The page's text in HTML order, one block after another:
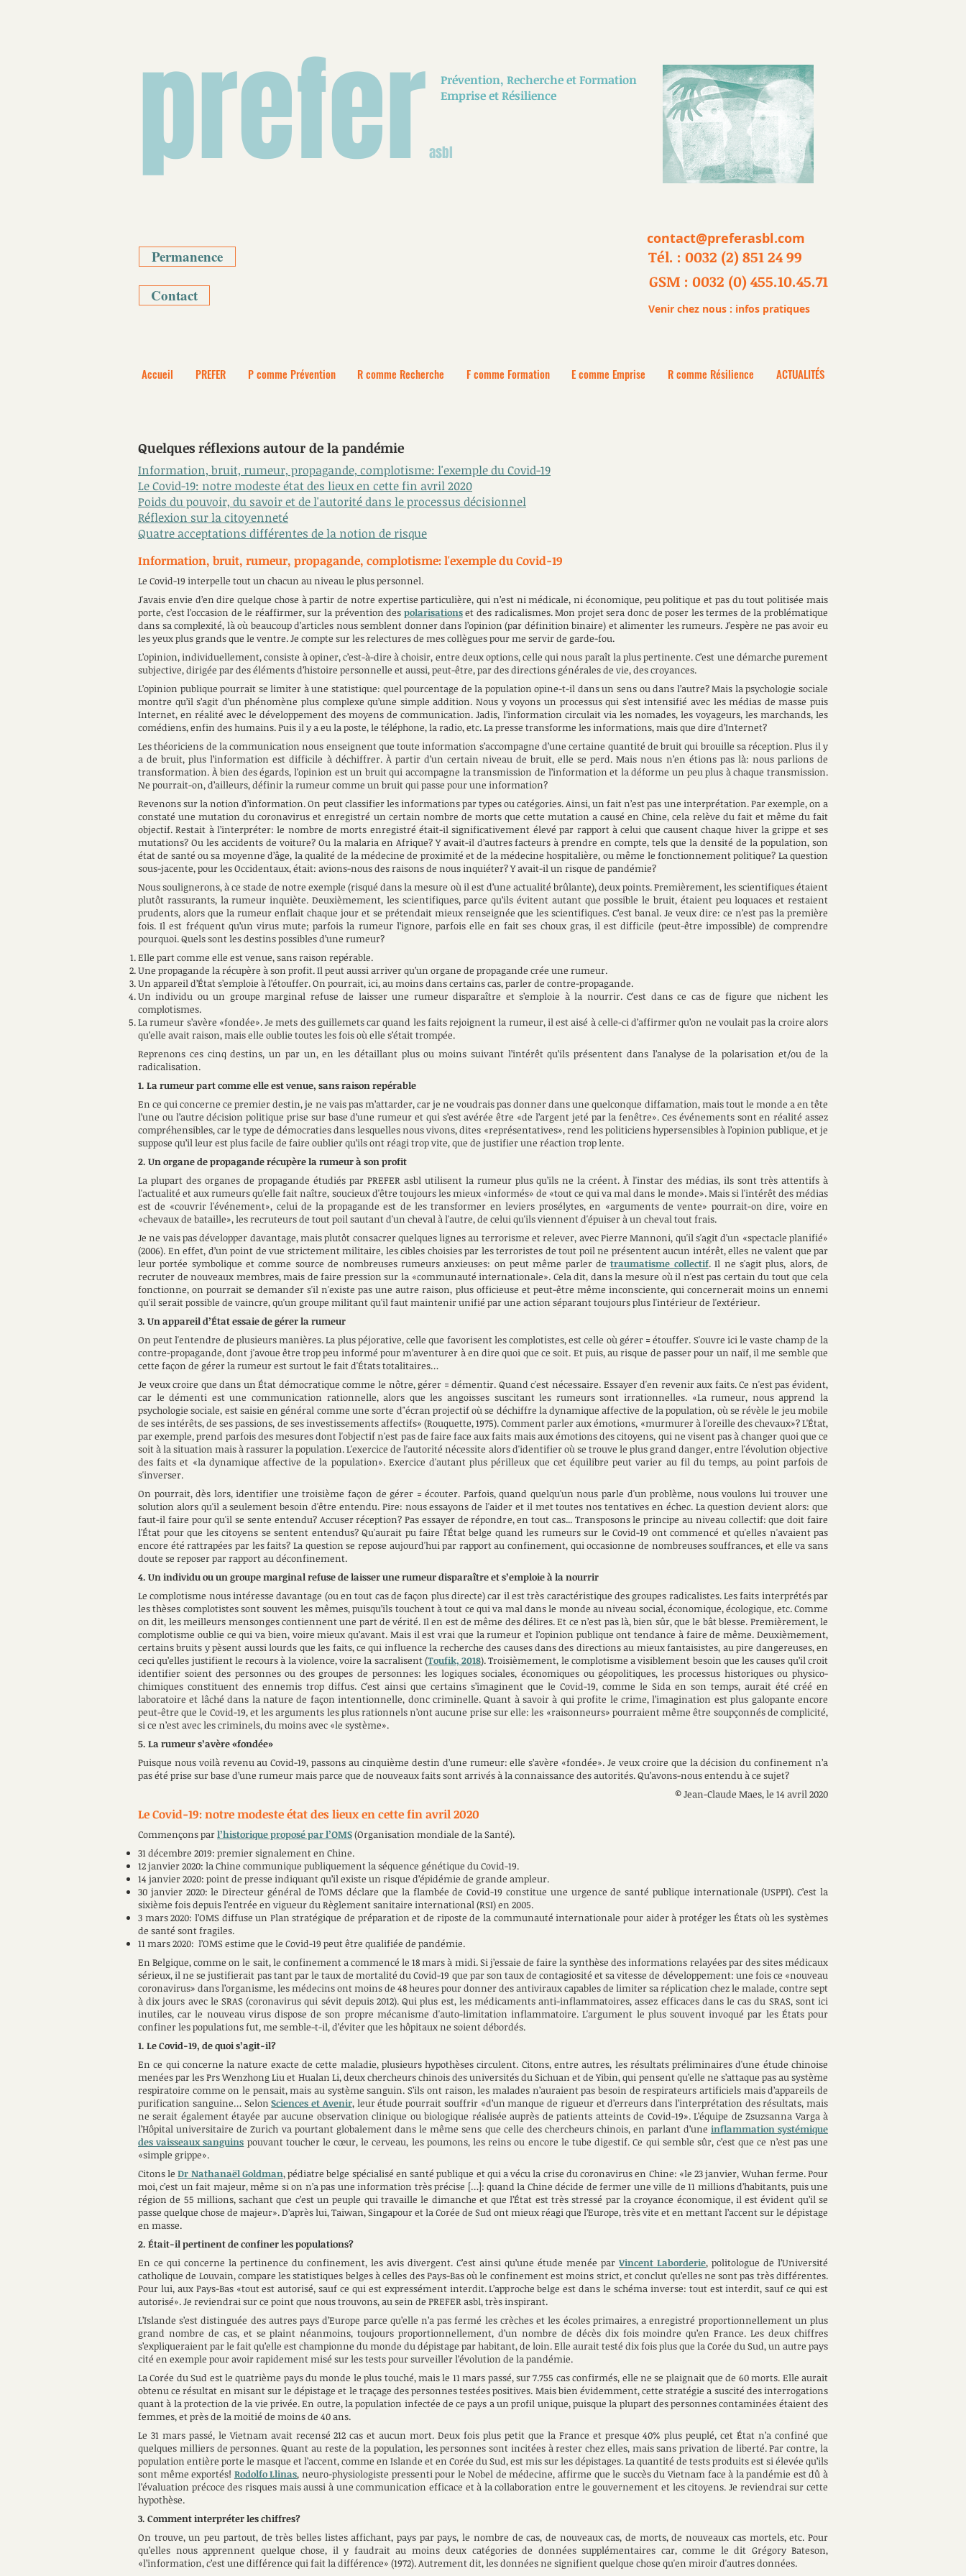
preferasbl
Prévention, Rechercheet Formation
Emprise et Résilience
Permanence
Contact
contact@preferasbl.com
Tél. : 0032 (2) 851 24 99
GSM : 0032 (0) 455.10.45.71
Venir chez nous : infos pratiques
Accueil PREFER P comme Prévention R comme Recherche F comme Formation E comme Emprise R comme Résilience ACTUALITÉS
Quelques réflexions autour de la pandémie
Information, bruit, rumeur, propagande, complotisme: l'exemple du Covid-19
Le Covid-19: notre modeste état des lieux en cette fin avril 2020
Poids du pouvoir, du savoir et de l'autorité dans le processus décisionnel
Réflexion sur la citoyenneté
Quatre acceptations différentes de la notion de risque
Information, bruit, rumeur, propagande, complotisme: l'exemple du Covid-19
Le Covid-19 interpelle tout un chacun au niveau le plus personnel.
J'avais envie d’en dire quelque chose à partir de notre expertise particulière, qui n’est ni médicale, ni économique, peu politique et pas du tout politisée mais
porte, c’est l’occasion de le réaffirmer, sur la prévention des polarisationset des radicalismes. Mon projet sera donc de poser les termes de la problématique
dans sa complexité, là où beaucoup d’articles nous semblent donner dans l’opinion (par définition binaire) et alimenter les rumeurs. J’espère ne pas avoir eu
les yeux plus grands que le ventre. Je compte sur les relectures de mes collègues pour me servir de garde-fou.
L’opinion, individuellement, consiste à opiner, c’est-à-dire à choisir, entre deux options, celle qui nous paraît la plus pertinente. C’est une démarche purement
subjective, dirigée par des éléments d’histoire personnelle et aussi, peut-être, par des directions générales de vie, des croyances.
L’opinion publique pourrait se limiter à une statistique: quel pourcentage de la population opine-t-il dans un sens ou dans l’autre? Mais la psychologie sociale
montre qu’il s’agit d’un phénomène plus complexe qu’une simple addition. Nous y voyons un processus qui s’est intensifié avec les médias de masse puis
Internet, en réalité avec le développement des moyens de communication. Jadis, l’information circulait via les nomades, les voyageurs, les marchands, les
comédiens, enfin des humains. Puis il y a eu la poste, le téléphone, la radio, etc. La presse transforme les informations, mais que dire d’Internet?
Les théoriciens de la communication nous enseignent que toute information s’accompagne d’une certaine quantité de bruit qui brouille sa réception. Plus il y
a de bruit, plus l’information est difficile à déchiffrer. À partir d’un certain niveau de bruit, elle se perd. Mais nous n’en étions pas là: nous parlions de
transformation. À bien des égards, l’opinion est un bruit qui accompagne la transmission de l’information et la déforme un peu plus à chaque transmission.
Ne pourrait-on, d’ailleurs, définir la rumeur comme un bruit qui passe pour une information?
Revenons sur la notion d’information. On peut classifier les informations par types ou catégories. Ainsi, un fait n’est pas une interprétation. Par exemple, on a
constaté une mutation du coronavirus et enregistré un certain nombre de morts que cette mutation a causé en Chine, cela relève du fait et même du fait
objectif. Restait à l’interpréter: le nombre de morts enregistré était-il significativement élevé par rapport à celui que causent chaque hiver la grippe et ses
mutations? Ou les accidents de voiture? Ou la malaria en Afrique? Y avait-il d’autres facteurs à prendre en compte, tels que la densité de la population, son
état de santé ou sa moyenne d’âge, la qualité de la médecine de proximité et de la médecine hospitalière, ou même le fonctionnement politique? La question
sous-jacente, pour les Occidentaux, était: avions-nous des raisons de nous inquiéter? Y avait-il un risque de pandémie?
Nous soulignerons, à ce stade de notre exemple (risqué dans la mesure où il est d’une actualité brûlante), deux points. Premièrement, les scientifiques étaient
plutôt rassurants, la rumeur inquiète. Deuxièmement, les scientifiques, parce qu’ils évitent autant que possible le bruit, étaient peu loquaces et restaient
prudents, alors que la rumeur enflait chaque jour et se prétendait mieux renseignée que les scientifiques. C’est banal. Je veux dire: ce n’est pas la première
fois. Il est fréquent qu’un virus mute; parfois la rumeur l’ignore, parfois elle en fait ses choux gras, il est difficile (peut-être impossible) de comprendre
pourquoi. Quels sont les destins possibles d’une rumeur?
Elle part comme elle est venue, sans raison repérable.
Une propagande la récupère à son profit. Il peut aussi arriver qu’un organe de propagande crée une rumeur.
Un appareil d’État s’emploie à l’étouffer. On pourrait, ici, au moins dans certains cas, parler de contre-propagande.
Un individu ou un groupe marginal refuse de laisser une rumeur disparaître et s’emploie à la nourrir. C’est dans ce cas de figure que nichent les
complotismes.
La rumeur s’avère «fondée». Je mets des guillemets car quand les faits rejoignent la rumeur, il est aisé à celle-ci d’affirmer qu’on ne voulait pas la croire alors
qu’elle avait raison, mais elle oublie toutes les fois où elle s’était trompée.
Reprenons ces cinq destins, un par un, en les détaillant plus ou moins suivant l’intérêt qu’ils présentent dans l’analyse de la polarisation et/ou de la
radicalisation.
1. La rumeur part comme elle est venue, sans raison repérable
En ce qui concerne ce premier destin, je ne vais pas m’attarder, car je ne voudrais pas donner dans une quelconque diffamation, mais tout le monde a en tête
l’une ou l’autre décision politique prise sur base d’une rumeur et qui s’est avérée être «de l’argent jeté par la fenêtre». Ces événements sont en réalité assez
compréhensibles, car le type de démocraties dans lesquelles nous vivons, dites «représentatives», rend les politiciens hypersensibles à l’opinion publique, et je
suppose qu’il leur est plus facile de faire oublier qu’ils ont réagi trop vite, que de justifier une réaction trop lente.
2. Un organe de propagande récupère la rumeur à son profit
La plupart des organes de propagande étudiés par PREFER asbl utilisent la rumeur plus qu’ils ne la créent. À l'instar des médias, ils sont très attentifs à
l'actualité et aux rumeurs qu'elle fait naître, soucieux d'être toujours les mieux «informés» de «tout ce qui va mal dans le monde». Mais si l'intérêt des médias
est de «couvrir l'événement», celui de la propagande est de les transformer en leviers prosélytes, en «arguments de vente» pourrait-on dire, voire en
«chevaux de bataille», les recruteurs de tout poil sautant d'un cheval à l'autre, de celui qu'ils viennent d'épuiser à un cheval tout frais.
Je ne vais pas développer davantage, mais plutôt consacrer quelques lignes au terrorisme et relever, avec Pierre Mannoni, qu'il s'agit d'un «spectacle planifié»
(2006). En effet, d’un point de vue strictement militaire, les cibles choisies par les terroristes de tout poil ne présentent aucun intérêt, elles ne valent que par
leur portée symbolique et comme source de nombreuses rumeurs anxieuses: on peut même parler detraumatisme collectif. Il ne s'agit plus, alors, de
recruter de nouveaux membres, mais de faire pression sur la «communauté internationale». Cela dit, dans la mesure où il n'est pas certain du tout que cela
fonctionne, on pourrait se demander s'il n'existe pas une autre raison, plus officieuse et peut-être même inconsciente, qui concernerait moins un ennemi
qu'il serait possible de vaincre, qu'un groupe militant qu'il faut maintenir unifié par une action séparant toujours plus l'intérieur de l'extérieur.
3. Un appareil d’État essaie de gérer la rumeur
On peut l'entendre de plusieurs manières. La plus péjorative, celle que favorisent les complotistes, est celle où gérer = étouffer. S'ouvre ici le vaste champ de la
contre-propagande, dont j'avoue être trop peu informé pour m’aventurer à en dire quoi que ce soit. Et puis, au risque de passer pour un naïf, il me semble que
cette façon de gérer la rumeur est surtout le fait d'États totalitaires…
Je veux croire que dans un État démocratique comme le nôtre, gérer = démentir. Quand c'est nécessaire. Essayer d'en revenir aux faits. Ce n'est pas évident,
car le démenti est une communication rationnelle, alors que les angoisses suscitant les rumeurs sont irrationnelles. «La rumeur, nous apprend la
psychologie sociale, est saisie en général comme une sorte d"écran projectif où se déchiffre la dynamique affective de la population, où se révèle le jeu mobile
de ses intérêts, de ses passions, de ses investissements affectifs» (Rouquette, 1975). Comment parler aux émotions, «murmurer à l'oreille des chevaux»? L'État,
par exemple, prend parfois des mesures dont l'objectif n'est pas de faire face aux faits mais aux émotions des citoyens, qui ne visent pas à changer quoi que ce
soit à la situation mais à rassurer la population. L'exercice de l'autorité nécessite alors d'identifier où se trouve le plus grand danger, entre l'évolution objective
des faits et «la dynamique affective de la population». Exercice d'autant plus périlleux que cet équilibre peut varier au fil du temps, au point parfois de
s'inverser.
On pourrait, dès lors, identifier une troisième façon de gérer = écouter. Parfois, quand quelqu'un nous parle d'un problème, nous voulons lui trouver une
solution alors qu'il a seulement besoin d'être entendu. Pire: nous essayons de l'aider et il met toutes nos tentatives en échec. La question devient alors: que
faut-il faire pour qu'il se sente entendu? Accuser réception? Pas essayer de répondre, en tout cas... Transposons le principe au niveau collectif: que doit faire
l'État pour que les citoyens se sentent entendus? Qu'aurait pu faire l'État belge quand les rumeurs sur le Covid-19 ont commencé et qu'elles n'avaient pas
encore été rattrapées par les faits? La question se repose aujourd'hui par rapport au confinement, qui occasionne de nombreuses souffrances, et elle va sans
doute se reposer par rapport au déconfinement.
4. Un individu ou un groupe marginal refuse de laisser une rumeur disparaître et s’emploie à la nourrir
Le complotisme nous intéresse davantage (ou en tout cas de façon plus directe) car il est très caractéristique des groupes radicalistes. Les faits interprétés par
les thèses complotistes sont souvent les mêmes, puisqu’ils touchent à tout ce qui va mal dans le monde au niveau social, économique, écologique, etc. Comme
on dit, les meilleurs mensonges contiennent une part de vérité. Il en est de même des délires. Et ce n’est pas là, bien sûr, que le bât blesse. Premièrement, le
complotisme oublie ce qui va bien, voire mieux qu’avant. Mais il est vrai que la rumeur et l’opinion publique ont tendance à faire de même. Deuxièmement,
certains bruits y pèsent aussi lourds que les faits, ce qui influence la recherche des causes dans des directions au mieux fantaisistes, au pire dangereuses, en
ceci qu’elles justifient le recours à la violence, voire la sacralisent (Toufik, 2018). Troisièmement, le complotisme a visiblement besoin que les causes qu’il croit
identifier soient des personnes ou des groupes de personnes: les logiques sociales, économiques ou géopolitiques, les processus historiques ou physico-
chimiques constituent des ennemis trop diffus. C’est ainsi que certains s’imaginent que le Covid-19, comme le Sida en son temps, aurait été créé en
laboratoire et lâché dans la nature de façon intentionnelle, donc criminelle. Quant à savoir à qui profite le crime, l’imagination est plus galopante encore
peut-être que le Covid-19, et les arguments les plus rationnels n’ont aucune prise sur elle: les «raisonneurs» pourraient même être soupçonnés de complicité,
si ce n’est avec les criminels, du moins avec «le système».
5. La rumeur s’avère «fondée»
Puisque nous voilà revenu au Covid-19, passons au cinquième destin d’une rumeur: elle s’avère «fondée». Je veux croire que la décision du confinement n’a
pas été prise sur base d’une rumeur mais parce que de nouveaux faits sont arrivés à la connaissance des autorités. Qu’avons-nous entendu à ce sujet?
© Jean-Claude Maes, le 14 avril 2020
Le Covid-19: notre modeste état des lieux en cette fin avril 2020
Commençons parl’historique proposé par l’OMS(Organisation mondiale de la Santé).
31 décembre 2019: premier signalement en Chine.
12 janvier 2020: la Chine communique publiquement la séquence génétique du Covid-19.
14 janvier 2020: point de presse indiquant qu’il existe un risque d’épidémie de grande ampleur.
30 janvier 2020: le Directeur général de l’OMS déclare que la flambée de Covid-19 constitue une urgence de santé publique internationale (USPPI). C’est la
sixième fois depuis l’entrée en vigueur du Règlement sanitaire international (RSI) en 2005.
3 mars 2020: l’OMS diffuse un Plan stratégique de préparation et de riposte de la communauté internationale pour aider à protéger les États où les systèmes
de santé sont fragiles.
11 mars 2020: l’OMS estime que le Covid-19 peut être qualifiée de pandémie.
En Belgique, comme on le sait, le confinement a commencé le 18 mars à midi. Si j’essaie de faire la synthèse des informations relayées par des sites médicaux
sérieux, il ne se justifierait pas tant par le taux de mortalité du Covid-19 que par son taux de contagiosité et sa vitesse de développement: une fois ce «nouveau
coronavirus» dans l’organisme, les médecins ont moins de 48 heures pour donner des antiviraux capables de limiter sa réplication chez le malade, contre sept
à dix jours avec le SRAS (coronavirus qui sévit depuis 2012). Qui plus est, les médicaments anti-inflammatoires, assez efficaces dans le cas du SRAS, sont ici
inutiles, car le nouveau virus dispose de son propre mécanisme d'auto-limitation inflammatoire. L'argument le plus souvent invoqué par les États pour
confiner les populations fut, me semble-t-il, d’éviter que les hôpitaux ne soient débordés.
1. Le Covid-19, de quoi s’agit-il?
En ce qui concerne la nature exacte de cette maladie, plusieurs hypothèses circulent. Citons, entre autres, les résultats préliminaires d'une étude chinoise
menées par les Prs Wenzhong Liu et Hualan Li, deux chercheurs chinois des universités du Sichuan et de Yibin, qui pensent qu’elle ne s’attaque pas au système
respiratoire comme on le pensait, mais au système sanguin. S’ils ont raison, les malades n’auraient pas besoin de respirateurs artificiels mais d’appareils de
purification sanguine… SelonSciences et Avenir, leur étude pourrait souffrir «d’un manque de rigueur et d’erreurs dans l’interprétation des résultats, mais
ne serait également étayée par aucune observation clinique ou biologique réalisée auprès de patients atteints de Covid-19». L’équipe de Zsuzsanna Varga à
l’Hôpital universitaire de Zurich va pourtant globalement dans le même sens que celle des chercheurs chinois, en parlant d’une inflammation systémique
des vaisseaux sanguins pouvant toucher le cœur, le cerveau, les poumons, les reins ou encore le tube digestif. Ce qui semble sûr, c’est que ce n’est pas une
«simple grippe».
Citons leDr Nathanaël Goldman, pédiatre belge spécialisé en santé publique et qui a vécu la crise du coronavirus en Chine: «le 23 janvier, Wuhan ferme. Pour
moi, c’est un fait majeur, même si on n’a pas une information très précise […]: quand la Chine décide de fermer une ville de 11 millions d’habitants, puis une
région de 55 millions, sachant que c’est un peuple qui travaille le dimanche et que l’État est très stressé par la croyance économique, il est évident qu’il se
passe quelque chose de majeur». D’après lui, Taiwan, Singapour et la Corée de Sud ont mieux réagi que l’Europe, très vite et en mettant l’accent sur le dépistage
en masse.
2. Était-il pertinent de confiner les populations?
En ce qui concerne la pertinence du confinement, les avis divergent. C’est ainsi qu’une étude menée par Vincent Laborderie, politologue de l’Université
catholique de Louvain, compare les statistiques belges à celles des Pays-Bas où le confinement est moins strict, et conclut qu’elles ne sont pas très différentes.
Pour lui, aux Pays-Bas «tout est autorisé, sauf ce qui est expressément interdit. L’approche belge est dans le schéma inverse: tout est interdit, sauf ce qui est
autorisé». Je reviendrai sur ce point que nous trouvons, au sein de PREFER asbl, très inspirant.
L’Islande s’est distinguée des autres pays d’Europe parce qu’elle n’a pas fermé les crèches et les écoles primaires, a enregistré proportionnellement un plus
grand nombre de cas, et se plaint néanmoins, toujours proportionnellement, d’un nombre de décès dix fois moindre qu’en France. Les deux chiffres
s’expliqueraient par le fait qu’elle est championne du monde du dépistage par habitant, de loin. Elle aurait testé dix fois plus que la Corée du Sud, un autre pays
cité en exemple pour avoir rapidement misé sur les tests pour surveiller l’évolution de la pandémie.
La Corée du Sud est le quatrième pays du monde le plus touché, mais le 11 mars passé, sur 7.755 cas confirmés, elle ne se plaignait que de 60 morts. Elle aurait
obtenu ce résultat en misant sur le dépistage et le traçage des personnes testées positives. Mais bien évidemment, cette stratégie a suscité des interrogations
quant à la protection de la vie privée. En outre, la population infectée de ce pays a un profil unique, puisque la plupart des personnes contaminées étaient des
femmes, et près de la moitié de moins de 40 ans.
Le 31 mars passé, le Vietnam avait recensé 212 cas et aucun mort. Deux fois plus petit que la France et presque 40% plus peuplé, cet État n’a confiné que
quelques milliers de personnes. Quant au reste de la population, les personnes sont incitées à rester chez elles, mais sans privation de liberté. Par contre, la
population entière porte le masque et l’accent, comme en Islande et en Corée du Sud, est mis sur les dépistages. La quantité de tests produits est si élevée qu’ils
sont même exportés! Rodolfo Llinas, neuro-physiologiste pressenti pour le Nobel de médecine, affirme que le succès du Vietnam face à la pandémie est dû à
l’évaluation précoce des risques mais aussi à une communication efficace et à la collaboration entre le gouvernement et les citoyens. Je reviendrai sur cette
hypothèse.
3. Comment interpréter les chiffres?
On trouve, un peu partout, de très belles listes affichant, pays par pays, le nombre de cas, de nouveaux cas, de morts, de nouveaux cas mortels, etc. Pour
qu’elles nous apprennent quelque chose, il y faudrait au moins deux catégories de données supplémentaires car, comme le dit Grégory Bateson,
«l’information, c’est une différence qui fait la différence» (1972). Autrement dit, les données ne signifient quelque chose qu'en miroir d'autres données.